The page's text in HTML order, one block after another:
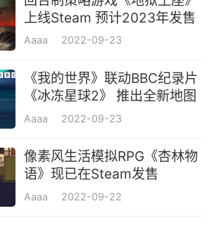
上线Steam 预计2023年发售
Aaaa 2022-09-23
《我的世界》联动BBC纪录片
《冰冻星球2》 推出全新地图
Aaaa 2022-09-23
像素风生活模拟RPG《杏林物
语》现已在Steam发售
Aaaa 2022-09-22